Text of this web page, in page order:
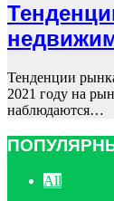
Тенденции
2021 году на
наблюдаются…
All